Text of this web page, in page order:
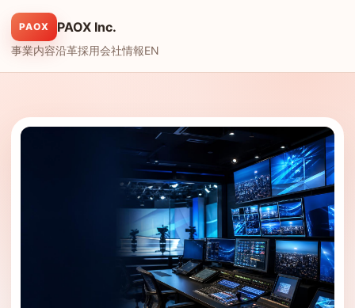
PAOX PAOX Inc.
事業内容沿革採用会社情報EN